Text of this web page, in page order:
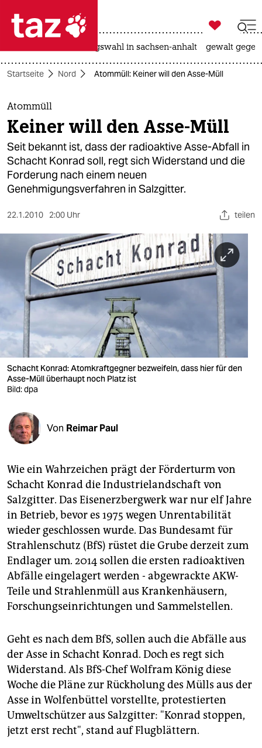
 taz zahl ich
taz zahl ich
themen
politik
öko
gesellschaft
kultur
sport
berlin
nord
wahrheit
verlag
verlag
veranstaltungen
shop
fragen & hilfe
abo
genossenschaft
epaper login

taz zahl ich
landtagswahl in sachsen-anhalt gewalt
Startseite Nord Atommüll: Keiner will den Asse-Müll
Atommüll
Keiner will den Asse-Müll
Seit bekannt ist, dass der radioaktive Asse-Abfall in
Schacht Konrad soll, regt sich Widerstand und die
Forderung nach einem neuen
Genehmigungsverfahren in Salzgitter.
22.1.2010 2:00 Uhr teilen
Schacht Konrad: Atomkraftgegner bezweifeln, dass hier für den
Asse-Müll überhaupt noch Platz ist
Bild: dpa
Von Reimar Paul
Wie ein Wahrzeichen prägt der Förderturm von
Schacht Konrad die Industrielandschaft von
Salzgitter. Das Eisenerzbergwerk war nur elf Jahre
in Betrieb, bevor es 1975 wegen Unrentabilität
wieder geschlossen wurde. Das Bundesamt für
Strahlenschutz (BfS) rüstet die Grube derzeit zum
Endlager um. 2014 sollen die ersten radioaktiven
Abfälle eingelagert werden - abgewrackte AKW-
Teile und Strahlenmüll aus Krankenhäusern,
Forschungseinrichtungen und Sammelstellen.
Geht es nach dem BfS, sollen auch die Abfälle aus
der Asse in Schacht Konrad. Doch es regt sich
Widerstand. Als BfS-Chef Wolfram König diese
Woche die Pläne zur Rückholung des Mülls aus der
Asse in Wolfenbüttel vorstellte, protestierten
Umweltschützer aus Salzgitter: "Konrad stoppen,
jetzt erst recht", stand auf Flugblättern.